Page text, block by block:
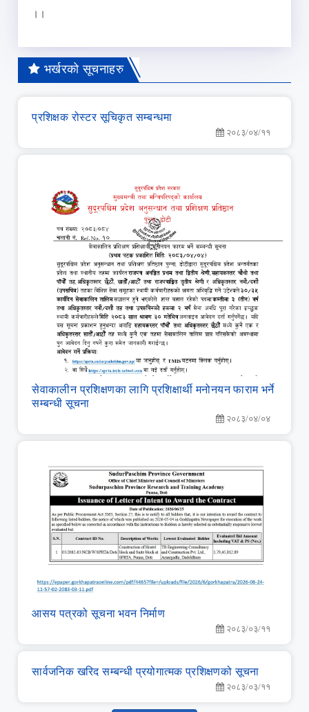
।।
भर्खरको सूचनाहरु
प्रशिक्षक रोस्टर सूचिकृत सम्बन्धमा
२०८३/०४/११
सेवाकालीन प्रशिक्षणका लागि प्रशिक्षार्थी मनोनयन फाराम भर्ने
सम्बन्धी सूचना
२०८३/०४/०४
आसय पत्रको सूचना भवन निर्माण
२०८३/०३/११
सार्वजनिक खरिद सम्‍बन्‍धी प्रयोगात्‍मक प्रशिक्षणको सूचना
२०८३/०३/११